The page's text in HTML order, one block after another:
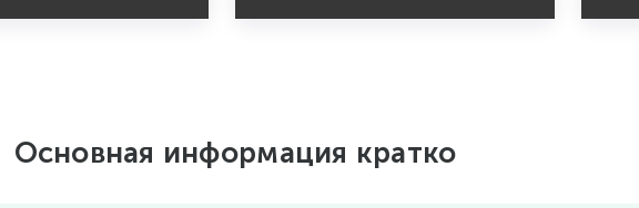
Основная информация кратко